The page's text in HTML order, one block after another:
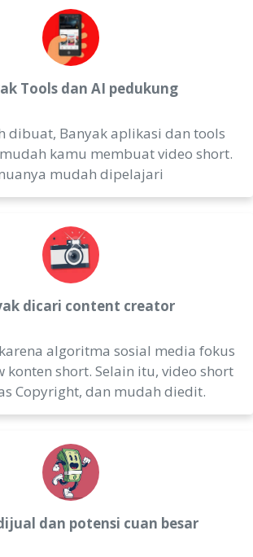
Tools dan AI pedukung
dibuat, Banyak aplikasi dan tools
kamu membuat video short.
mudah dipelajari
dicari content creator
algoritma sosial media fokus
konten short. Selain itu, video short
Copyright, dan mudah diedit.
dan potensi cuan besar